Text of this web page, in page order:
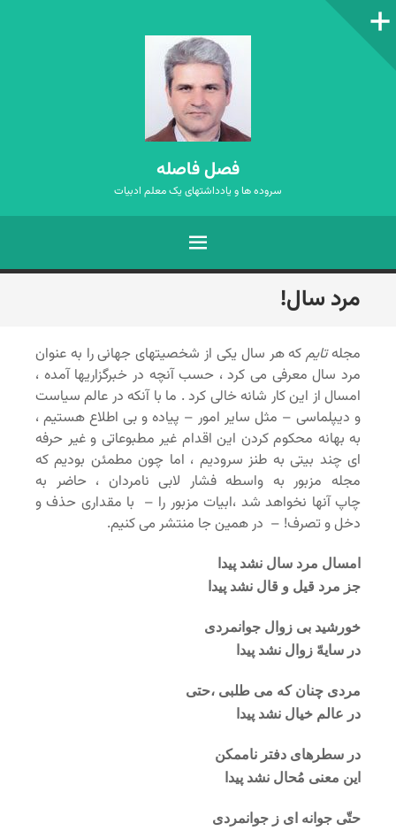
ستون‌کناری
فصل فاصله
سروده ها و یادداشتهای یک معلم ادبیات
فهرست
رفتن
به
مرد سال!
مجلهتایمکه هر سال یکی از شخصیتهای جهانی را به عنوان
مرد سال معرفی می کرد ، حسب آنچه در خبرگزاریها آمده ،
امسال از این کار شانه خالی کرد . ما با آنکه در عالم سیاست
و دیپلماسی – مثل سایر امور – پیاده و بی اطلاع هستیم ،
به بهانه محکوم کردن این اقدام غیر مطبوعاتی و غیر حرفه
ای چند بیتی به طنز سرودیم ، اما چون مطمئن بودیم که
مجله مزبور به واسطه فشار لابی نامردان ، حاضر به
چاپ آنها نخواهد شد ،ابیات مزبور را – با مقداری حذف و
دخل و تصرف! – در همین جا منتشر می کنیم.
امسال مرد سال نشد پیدا
جز مرد قیل و قال نشد پیدا
خورشید بی زوال جوانمردی
در سایهّ زوال نشد پیدا
مردی چنان که می طلبی ،حتی
در عالم خیال نشد پیدا
در سطرهای دفتر ناممکن
این معنی مُحال نشد پیدا
حتّی جوانه ای ز جوانمردی